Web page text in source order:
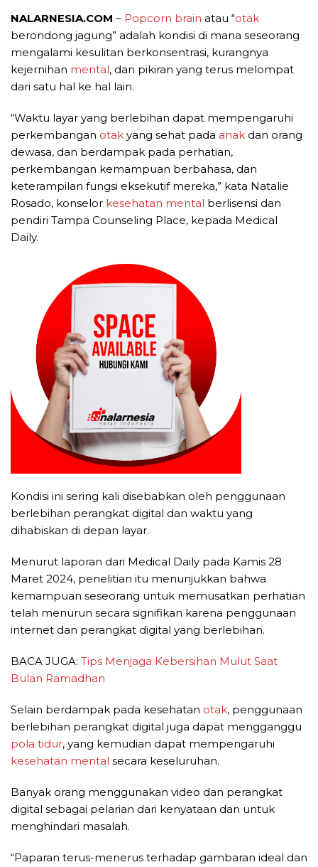
NALARNESIA.COM – Popcorn brain atau “otak
berondong jagung” adalah kondisi di mana seseorang
mengalami kesulitan berkonsentrasi, kurangnya
kejernihan mental, dan pikiran yang terus melompat
dari satu hal ke hal lain.
“Waktu layar yang berlebihan dapat mempengaruhi
perkembangan otak yang sehat pada anak dan orang
dewasa, dan berdampak pada perhatian,
perkembangan kemampuan berbahasa, dan
keterampilan fungsi eksekutif mereka,” kata Natalie
Rosado, konselor kesehatan mental berlisensi dan
pendiri Tampa Counseling Place, kepada Medical
Daily.
Kondisi ini sering kali disebabkan oleh penggunaan
berlebihan perangkat digital dan waktu yang
dihabiskan di depan layar.
Menurut laporan dari Medical Daily pada Kamis 28
Maret 2024, penelitian itu menunjukkan bahwa
kemampuan seseorang untuk memusatkan perhatian
telah menurun secara signifikan karena penggunaan
internet dan perangkat digital yang berlebihan.
BACA JUGA: Tips Menjaga Kebersihan Mulut Saat
Bulan Ramadhan
Selain berdampak pada kesehatan otak, penggunaan
berlebihan perangkat digital juga dapat mengganggu
pola tidur, yang kemudian dapat mempengaruhi
kesehatan mental secara keseluruhan.
Banyak orang menggunakan video dan perangkat
digital sebagai pelarian dari kenyataan dan untuk
menghindari masalah.
“Paparan terus-menerus terhadap gambaran ideal dan